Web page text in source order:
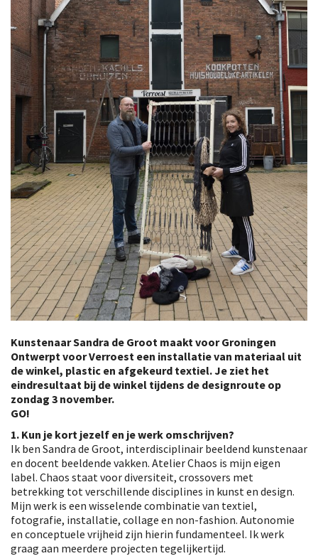
Kunstenaar Sandra de Groot maakt voor Groningen
Ontwerpt voor Verroest een installatie van materiaal uit
de winkel, plastic en afgekeurd textiel. Je ziet het
eindresultaat bij de winkel tijdens de designroute op
zondag 3 november.
GO!
1. Kun je kort jezelf en je werk omschrijven?
Ik ben Sandra de Groot, interdisciplinair beeldend kunstenaar
en docent beeldende vakken. Atelier Chaos is mijn eigen
label. Chaos staat voor diversiteit, crossovers met
betrekking tot verschillende disciplines in kunst en design.
Mijn werk is een wisselende combinatie van textiel,
fotografie, installatie, collage en non-fashion. Autonomie
en conceptuele vrijheid zijn hierin fundamenteel. Ik werk
graag aan meerdere projecten tegelijkertijd.